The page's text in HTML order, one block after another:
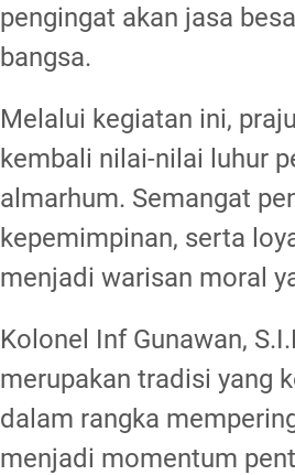
pengingat akan jasa
bangsa.
Melalui kegiatan ini,
kembali nilai-nilai luhur
almarhum. Semangat
kepemimpinan, serta
menjadi warisan moral
Kolonel Inf Gunawan,
merupakan tradisi yang
dalam rangka
menjadi momentum